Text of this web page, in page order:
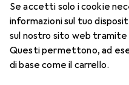
Se accetti solo i cookie
informazioni sul tuo
sul nostro sito web
Questi permettono, ad
di base come il carrello.
1
Air Optix
EUR
53,58 EUR
8,93/1pz.